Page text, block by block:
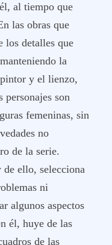
al tiempo que
las obras que
los detalles que
la
y el lienzo,
personajes son
femeninas, sin
no
de la serie.
ello, selecciona
ni
algunos aspectos
él, huye de las
de las